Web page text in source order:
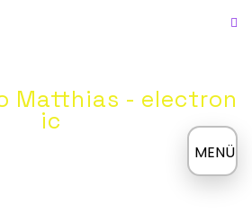
Matthias - electron
ic
≡
MENÜ